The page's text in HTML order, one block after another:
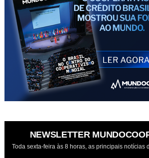
NEWSLETTER
Toda sexta-feira às 8 horas, as principais notícias